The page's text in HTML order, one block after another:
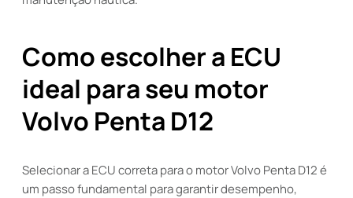
Como escolher a ECU
ideal para seu motor
Volvo Penta D12
Selecionar a ECU correta para o motor Volvo Penta D12 é
um passo fundamental para garantir desempenho,